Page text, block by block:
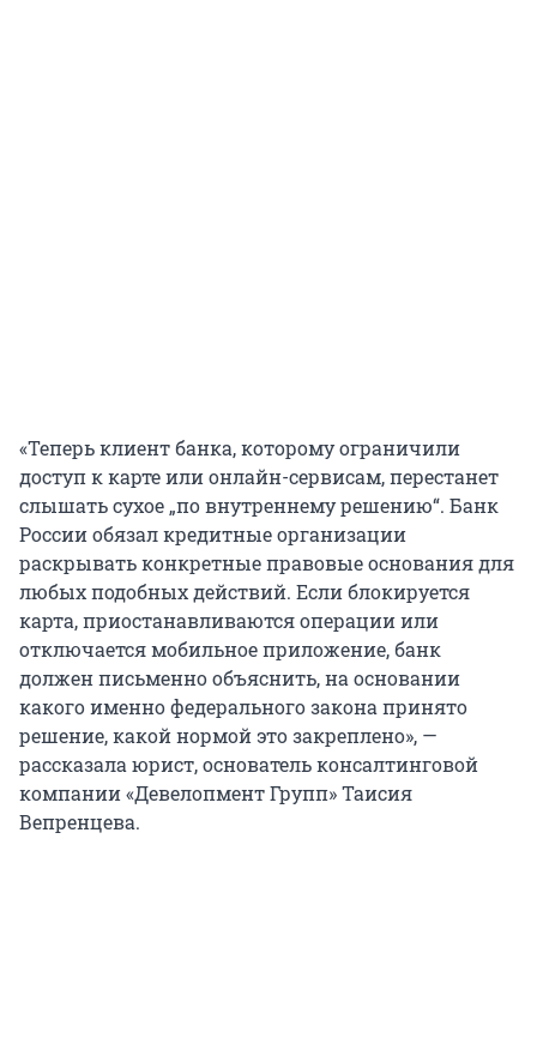
«Теперь клиент банка, которому ограничили
доступ к карте или онлайн-сервисам, перестанет
слышать сухое „по внутреннему решению“. Банк
России обязал кредитные организации
раскрывать конкретные правовые основания для
любых подобных действий. Если блокируется
карта, приостанавливаются операции или
отключается мобильное приложение, банк
должен письменно объяснить, на основании
какого именно федерального закона принято
решение, какой нормой это закреплено», —
рассказала юрист, основатель консалтинговой
компании «Девелопмент Групп» Таисия
Вепренцева.